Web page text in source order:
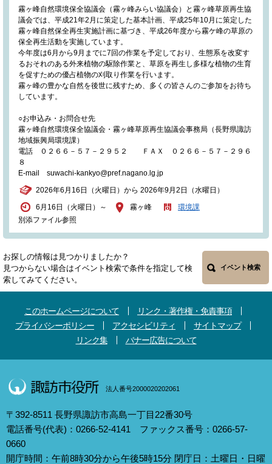
霧ヶ峰自然環境保全協議会（霧ヶ峰みらい協議会）と霧ヶ峰草原再生協
議会では、平成21年2月に策定した基本計画、平成25年10月に策定した
霧ヶ峰自然保全再生実施計画に基づき、平成26年度から霧ケ峰の草原の
保全再生活動を実施しています。
今年度は6月から9月までに7回の作業を予定しており、生態系を改変す
るおそれのある外来植物の駆除作業と、草原を再生し多様な植物の生育
を促すための優占植物の刈取り作業を行います。
霧ヶ峰の豊かな自然を後世に残すため、多くの皆さんのご参加をお待ち
しています。
○お申込み・お問合せ先
霧ヶ峰自然環境保全協議会・霧ヶ峰草原再生協議会事務局（長野県諏訪
地域振興局環境課）
電話 ０２６６－５７－２９５２ ＦＡＸ ０２６６－５７－２９６
８
E-mail suwachi-kankyo@pref.nagano.lg.jp
2026年6月16日（火曜日）から 2026年9月2日（水曜日）
6月16日（火曜日）～
別添ファイル参照
霧ヶ峰 環境課
お探しの情報は見つかりましたか？
見つからない場合はイベント検索で条件を指定して検
索してみてください。
イベント検索
このホームページについて
リンク・著作権・免責事項
プライバシーポリシー
アクセシビリティ
サイトマップ
リンク集
バナー広告について
法人番号2000020202061
〒392-8511 長野県諏訪市高島一丁目22番30号
電話番号(代表)：0266-52-4141 ファックス番号：0266-57-
0660
開庁時間：午前8時30分から午後5時15分 閉庁日：土曜日・日曜